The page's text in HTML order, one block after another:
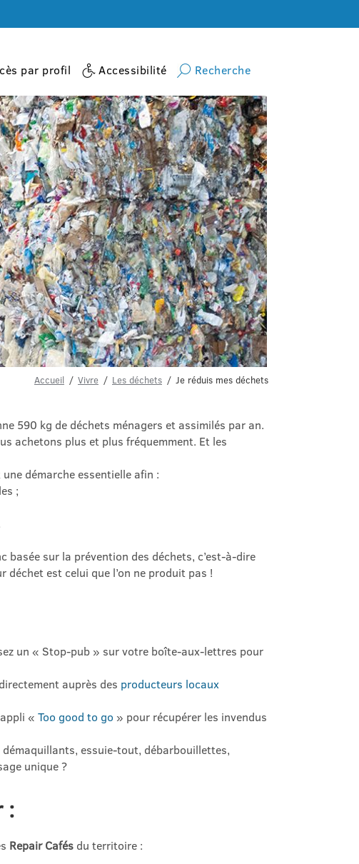
par profil Accessibilité Recherche
Accueil Vivre Les déchets Je réduis mes déchets
590 kg de déchets ménagers et assimilés par an.
achetons plus et plus fréquemment. Et les
démarche essentielle afin :
;
sur la prévention des déchets, c’est-à-dire
est celui que l’on ne produit pas !
un « Stop-pub » sur votre boîte-aux-lettres pour
auprès des producteurs locaux
« Too good to go » pour récupérer les invendus
essuie-tout, débarbouillettes,
unique ?
:
Repair Cafésdu territoire :